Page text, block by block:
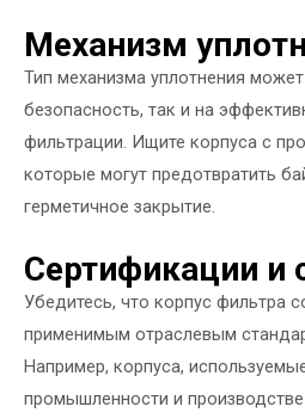
Механизм
Тип механизма уплотнения
безопасность, так и на
фильтрации. Ищите корпуса с
которые могут предотвратить
герметичное закрытие.
Сертификации и
Убедитесь, что корпус фильтра
применимым отраслевым
Например, корпуса,
промышленности и производстве